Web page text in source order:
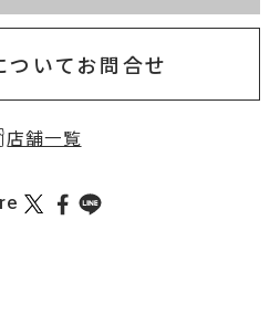
ついてお問合せ
店舗一覧